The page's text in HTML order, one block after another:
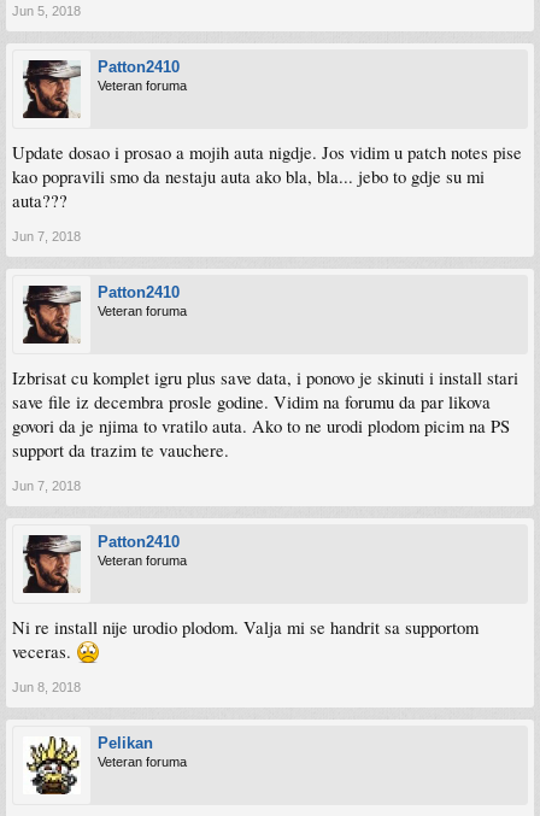
Jun 5, 2018
Patton2410
Veteran foruma
Update dosao i prosao a mojih auta nigdje. Jos vidim u patch notes pise
kao popravili smo da nestaju auta ako bla, bla... jebo to gdje su mi
auta???
Jun 7, 2018
Patton2410
Veteran foruma
Izbrisat cu komplet igru plus save data, i ponovo je skinuti i install stari
save file iz decembra prosle godine. Vidim na forumu da par likova
govori da je njima to vratilo auta. Ako to ne urodi plodom picim na PS
support da trazim te vauchere.
Jun 7, 2018
Patton2410
Veteran foruma
Ni re install nije urodio plodom. Valja mi se handrit sa supportom
veceras.
Jun 8, 2018
Pelikan
Veteran foruma